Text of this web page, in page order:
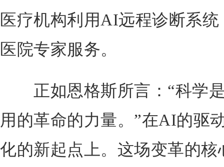
医疗机构利用AI远程诊断系
医院专家服务。
正如恩格斯所言：“科学是
用的革命的力量。”在AI的驱
化的新起点上。这场变革的